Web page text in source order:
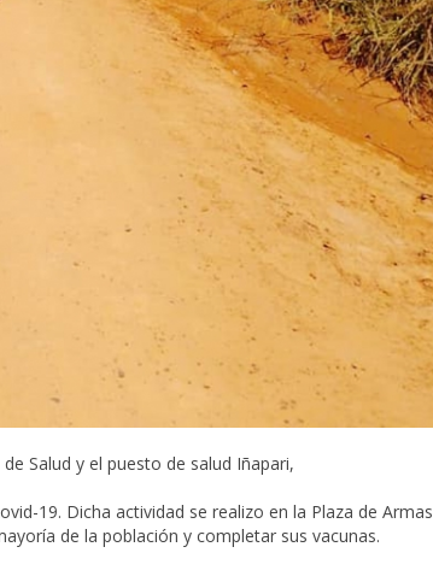
Salud y el puesto de salud Iñapari,
19. Dicha actividad se realizo en la Plaza de Armas
de la población y completar sus vacunas.